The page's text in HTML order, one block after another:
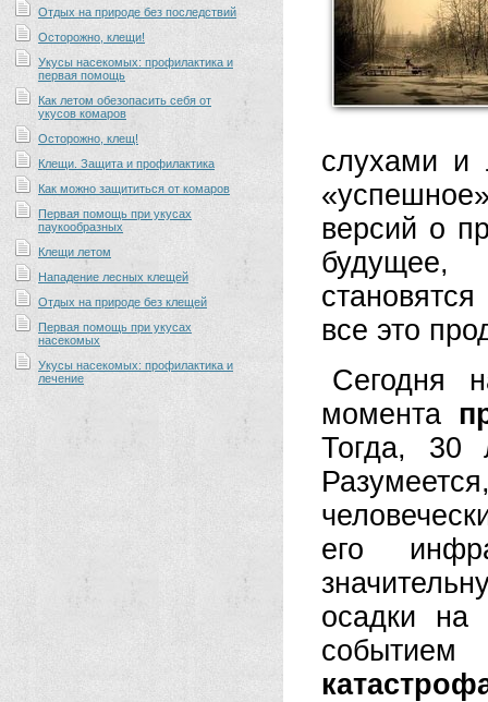
Отдых на природе без последствий
Осторожно, клещи!
Укусы насекомых: профилактика и
первая помощь
Как летом обезопасить себя от
укусов комаров
Осторожно, клещ!
Клещи. Защита и профилактика
Как можно защититься от комаров
Первая помощь при укусах
паукообразных
Клещи летом
Нападение лесных клещей
Отдых на природе без клещей
Первая помощь при укусах
насекомых
Укусы насекомых: профилактика и
лечение
слухами и
версий о
все это
Сегодня
момента
Тогда, 30
его
осадки